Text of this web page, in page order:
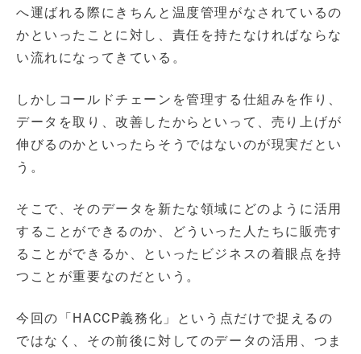
へ運ばれる際にきちんと温度管理がなされているの
かといったことに対し、責任を持たなければならな
い流れになってきている。
しかしコールドチェーンを管理する仕組みを作り、
データを取り、改善したからといって、売り上げが
伸びるのかといったらそうではないのが現実だとい
う。
そこで、そのデータを新たな領域にどのように活用
することができるのか、どういった人たちに販売す
ることができるか、といったビジネスの着眼点を持
つことが重要なのだという。
今回の「HACCP義務化」という点だけで捉えるの
ではなく、その前後に対してのデータの活用、つま